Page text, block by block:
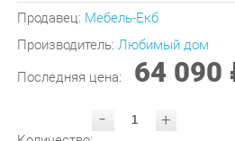
Производитель:Любимый дом
Последняя цена: 64 090 ₽
-
УТОЧНИТЬ